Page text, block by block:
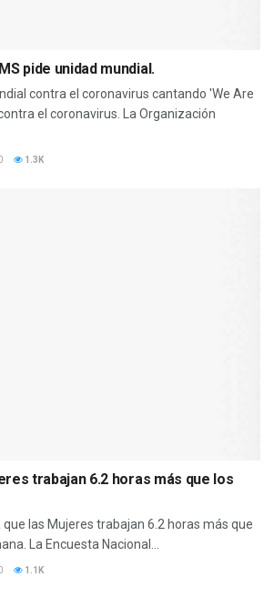
pide unidad mundial.
contra el coronavirus cantando 'We Are
el coronavirus. La Organización
1.3K
trabajan 6.2 horas más que los
que las Mujeres trabajan 6.2 horas más que
La Encuesta Nacional...
1.1K